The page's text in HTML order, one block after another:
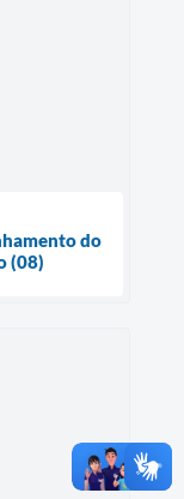
do
(08)